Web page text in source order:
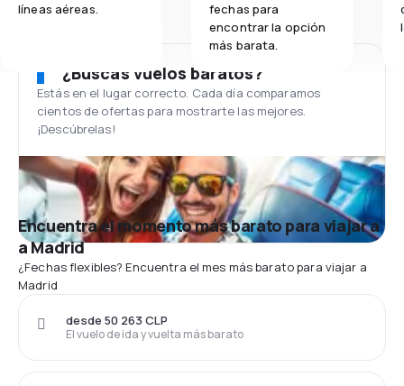
líneas aéreas.
fechas para
encontrar la opción
más barata.
¿Buscas vuelos baratos?
Estás en el lugar correcto. Cada día comparamos
cientos de ofertas para mostrarte las mejores.
¡Descúbrelas!
Encuentra el momento más barato para viajar a
a Madrid
¿Fechas flexibles? Encuentra el mes más barato para viajar a
Madrid
El vuelo de ida y vuelta más barato
desde 50 263 CLP